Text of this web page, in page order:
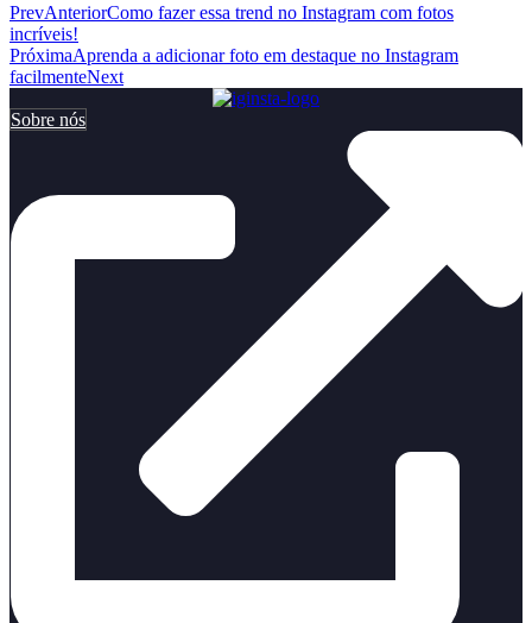
PrevAnteriorComo fazer essa trend no Instagram com fotos
incríveis!
PróximaAprenda a adicionar foto em destaque no Instagram
facilmenteNext
Sobre nós